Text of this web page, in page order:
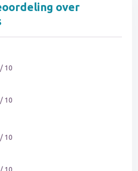
over
/ 10
/ 10
/ 10